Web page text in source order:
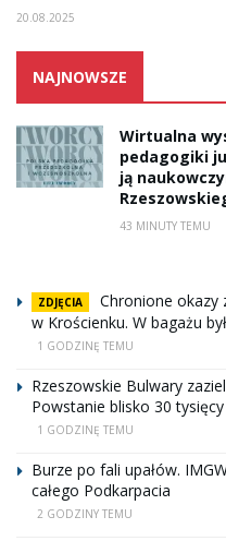
20.08.2025
NAJNOWSZE
Wirtualna
pedagogiki
ją
43 MINUTY TEMU
ZDJĘCIA
Chronione okazy
w Krościenku. W bagażu
1 GODZINĘ TEMU
Rzeszowskie Bulwary
Powstanie blisko 30
1 GODZINĘ TEMU
Burze po fali upałów.
całego Podkarpacia
2 GODZINY TEMU